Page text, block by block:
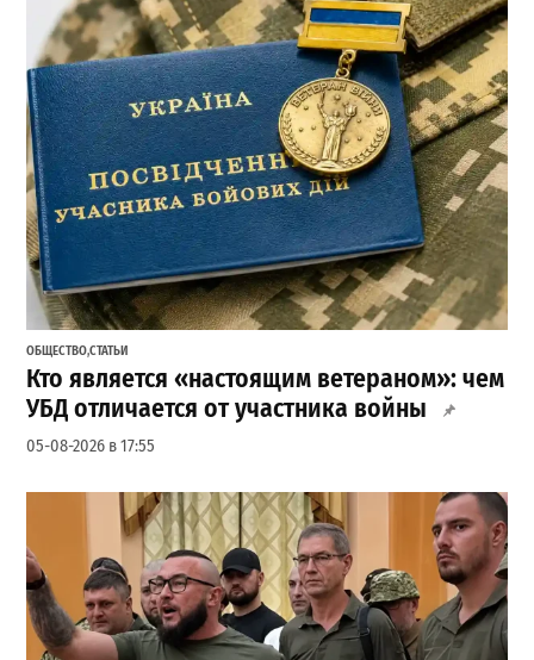
ОБЩЕСТВО,СТАТЬИ
Кто является «настоящим ветераном»: чем
УБД отличается от участника войны
05-08-2026 в 17:55